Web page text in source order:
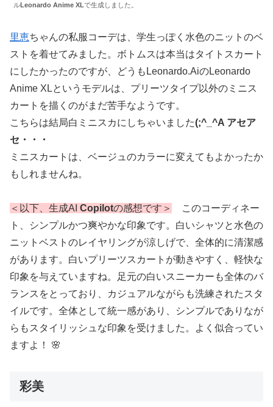
ルLeonardo Anime XLで生成しました。
里恵ちゃんの私服コーデは、学生っぽく水色のニットのベ
ストを着せてみました。ボトムスは本当はタイトスカート
にしたかったのですが、どうもLeonardo.AiのLeonardo
Anime XLというモデルは、プリーツタイプ以外のミニス
カートを描くのがまだ苦手なようです。
こちらは結局白ミニスカにしちゃいました(;^_^A アセア
セ・・・
ミニスカートは、ベージュのカラーに変えてもよかったか
もしれませんね。
＜以下、生成AI Copilotの感想です＞
このコーディネー
ト、シンプルかつ爽やかな印象です。白いシャツと水色の
ニットベストのレイヤリングが涼しげで、全体的に清潔感
があります。白いプリーツスカートが動きやすく、軽快な
印象を与えていますね。足元の白いスニーカーも全体のバ
ランスをとっており、カジュアルながらも洗練されたスタ
イルです。全体として統一感があり、シンプルでありなが
らもスタイリッシュな印象を受けました。よく似合ってい
ますよ！ 🌸
彩美